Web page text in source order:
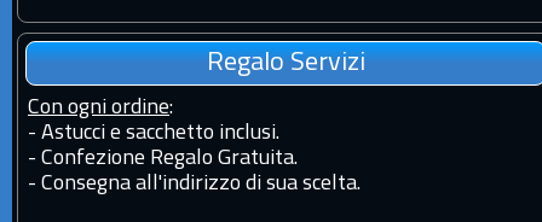
Regalo Servizi
Con ogni ordine:
- Astucci e sacchetto inclusi.
- Confezione Regalo Gratuita.
- Consegna all'indirizzo di sua scelta.